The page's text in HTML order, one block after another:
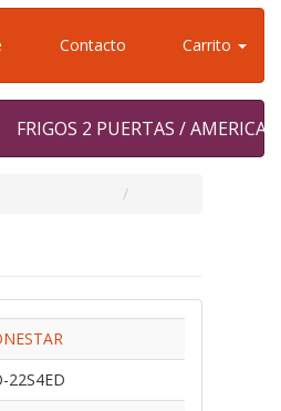
Contacto Carrito
FRIGOS 2 PUERTAS /
22S4ED